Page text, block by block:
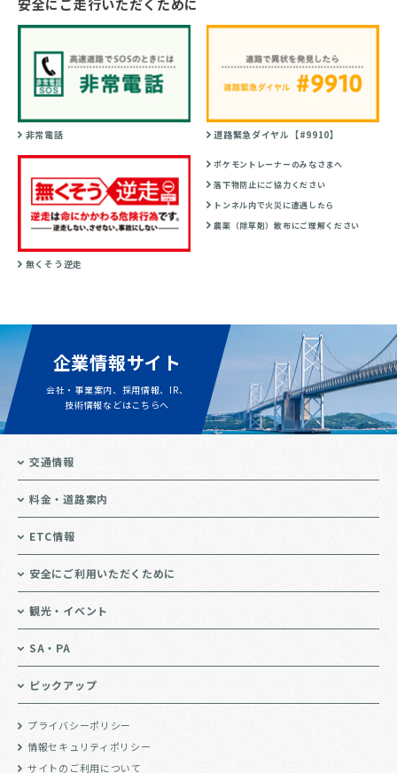
安全にご走行いただくために
非常電話 道路緊急ダイヤル【#9910】
無くそう逆走
ポケモントレーナーのみなさまへ
落下物防止にご協力ください
トンネル内で火災に遭遇したら
農薬（除草剤）散布にご理解ください
企業情報サイト
会社・事業案内、採用情報、IR、
技術情報などはこちらへ
交通情報
料金・道路案内
ETC情報
安全にご利用いただくために
観光・イベント
SA・PA
ピックアップ
プライバシーポリシー
情報セキュリティポリシー
サイトのご利用について